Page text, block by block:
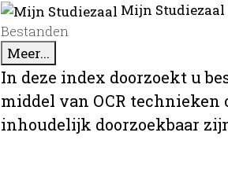
Mijn
Bestanden
Meer...
In deze index doorzoekt u
middel van OCR
inhoudelijk doorzoekbaar